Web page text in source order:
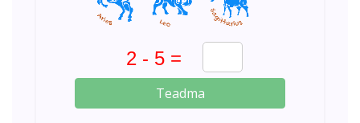
Teadma